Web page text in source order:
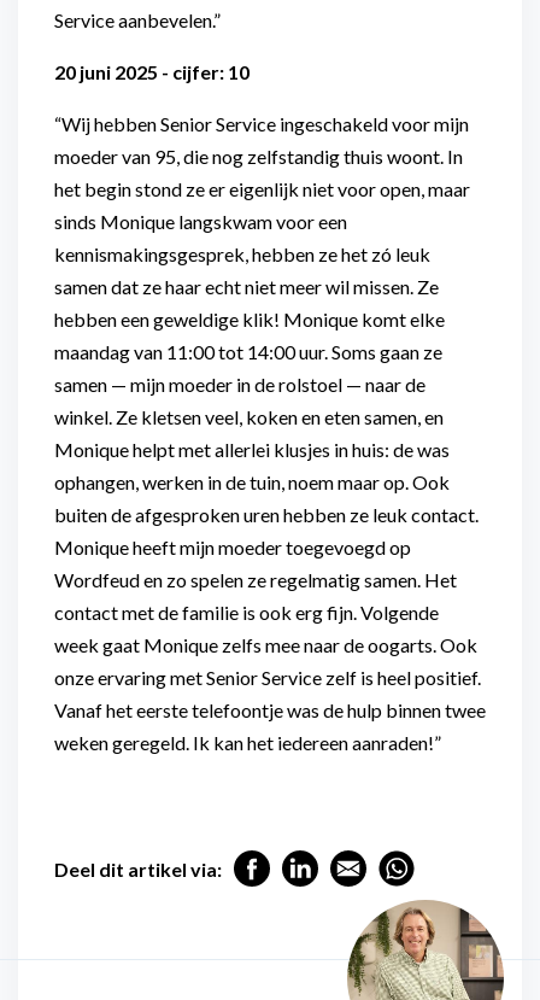
Service aanbevelen.”
20 juni 2025 - cijfer: 10
“Wij hebben Senior Service ingeschakeld voor mijn
moeder van 95, die nog zelfstandig thuis woont. In
het begin stond ze er eigenlijk niet voor open, maar
sinds Monique langskwam voor een
kennismakingsgesprek, hebben ze het zó leuk
samen dat ze haar echt niet meer wil missen. Ze
hebben een geweldige klik! Monique komt elke
maandag van 11:00 tot 14:00 uur. Soms gaan ze
samen — mijn moeder in de rolstoel — naar de
winkel. Ze kletsen veel, koken en eten samen, en
Monique helpt met allerlei klusjes in huis: de was
ophangen, werken in de tuin, noem maar op. Ook
buiten de afgesproken uren hebben ze leuk contact.
Monique heeft mijn moeder toegevoegd op
Wordfeud en zo spelen ze regelmatig samen. Het
contact met de familie is ook erg fijn. Volgende
week gaat Monique zelfs mee naar de oogarts. Ook
onze ervaring met Senior Service zelf is heel positief.
Vanaf het eerste telefoontje was de hulp binnen twee
weken geregeld. Ik kan het iedereen aanraden!”
Deel dit artikel via: